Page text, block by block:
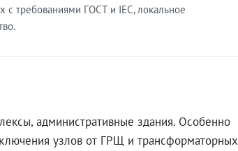
с требованиями ГОСТ и IEC, локальное
административные здания. Особенно
узлов от ГРЩ и трансформаторных